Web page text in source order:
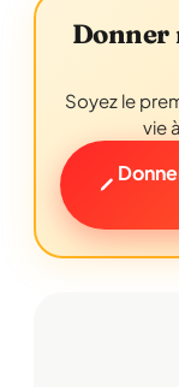
Donner
Soyez le
vie